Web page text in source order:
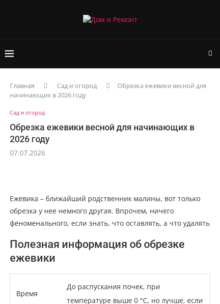
Главная Сад и огород
Обрезка ежевики весной для
начинающих в 2026 году
Сад и огород
Обрезка ежевики весной для начинающих в
2026 году
07.07.2026
Ежевика – ближайший родственник малины, вот только
обрезка у нее немного другая. Впрочем, ничего
феноменального, если знать, что оставлять, а что удалять
Полезная информация об обрезке
ежевики
Время
До распускания почек, при
температуре выше 0 °С, но лучше, если